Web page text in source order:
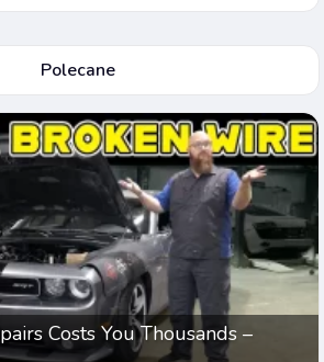
Polecane
Costs You Thousands –